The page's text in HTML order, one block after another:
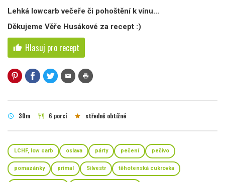
Lehká lowcarb večeře či pohoštění k vínu...
Děkujeme Věře Husákové za recept :)
thumb_up Hlasuj pro recept
mail print
schedule 30m restaurant 6 porcí star středně obtížné
LCHF, low carb oslava párty pečení pečivo
pomazánky primal Silvestr těhotenská cukrovka